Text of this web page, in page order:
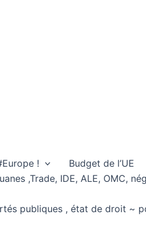
!
Budget de l’UE
,Trade, IDE, ALE, OMC,
publiques , état de droit ~